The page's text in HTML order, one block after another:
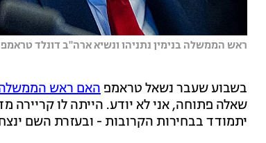
ראש הממשלה בנימין נתניהו ונשיא ארה"ב דונלד טראמפ |
בשבוע שעבר נשאל טראמפ האם ראש הממשלה
שאלה פתוחה, אני לא יודע. הייתה לו קריירה
יתמודד בבחירות הקרובות - ובעזרת השם